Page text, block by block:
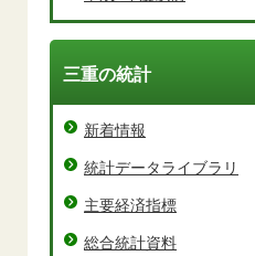
三重の統計
新着情報
統計データライブラリ
主要経済指標
総合統計資料